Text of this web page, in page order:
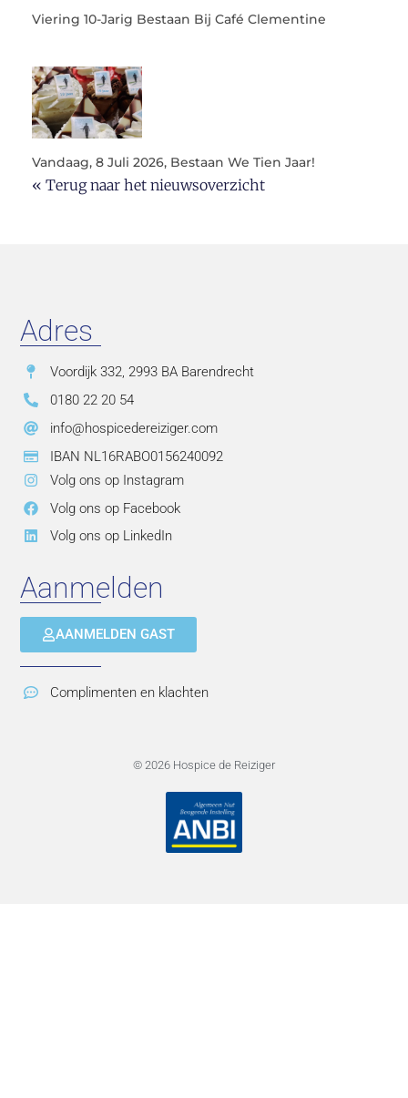
Viering 10-Jarig Bestaan Bij Café Clementine
Vandaag, 8 Juli 2026, Bestaan We Tien Jaar!
« Terug naar het nieuwsoverzicht
Adres
Voordijk 332, 2993 BA Barendrecht
0180 22 20 54
info@hospicedereiziger.com
IBAN NL16RABO0156240092
Volg ons op Instagram
Volg ons op Facebook
Volg ons op LinkedIn
Aanmelden
AANMELDEN GAST
Complimenten en klachten
© 2026 Hospice de Reiziger